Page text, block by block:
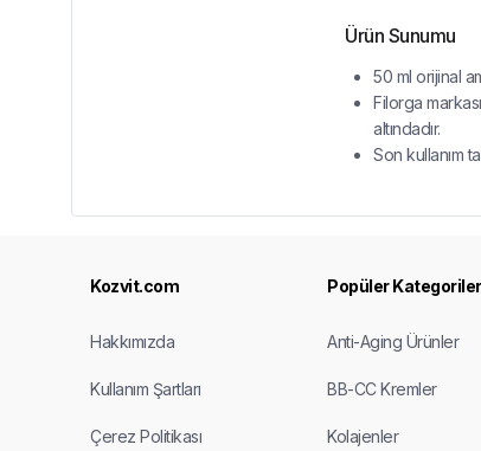
Ürün Sunumu
50 ml orijinal
Filorga
altındadır.
Son kullanım
Kozvit.com
Hakkımızda
Kullanım Şartları
Çerez Politikası
Popüler Kategoriler
Anti-Aging Ürünler
BB-CC Kremler
Kolajenler